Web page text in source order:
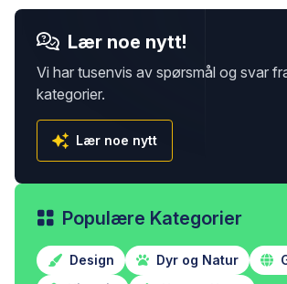
Lær noe nytt!
Vi har tusenvis av spørsmål og svar
kategorier.
Lær noe nytt
Populære Kategorier
Design Dyr og Natur